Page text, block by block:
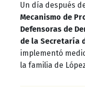
Un día después
Mecanismo de
Defensoras de
de la Secretaría
implementó
la familia de